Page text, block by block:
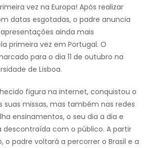
vez na Europa! Após realizar
datas esgotadas, o padre anuncia
ainda mais
primeira vez em Portugal. O
para o dia 11 de outubro na
de Lisboa.
figura na internet, conquistou o
suas missas, mas também nas redes
ensinamentos, o seu dia a dia e
com o público. A partir
o padre voltará a percorrer o Brasil e a